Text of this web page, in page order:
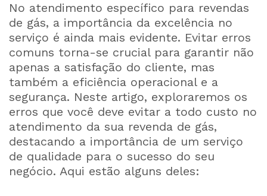
No atendimento específico para revendas
de gás, a importância da excelência no
serviço é ainda mais evidente. Evitar erros
comuns torna-se crucial para garantir não
apenas a satisfação do cliente, mas
também a eficiência operacional e a
segurança. Neste artigo, exploraremos os
erros que você deve evitar a todo custo no
atendimento da sua revenda de gás,
destacando a importância de um serviço
de qualidade para o sucesso do seu
negócio. Aqui estão alguns deles: